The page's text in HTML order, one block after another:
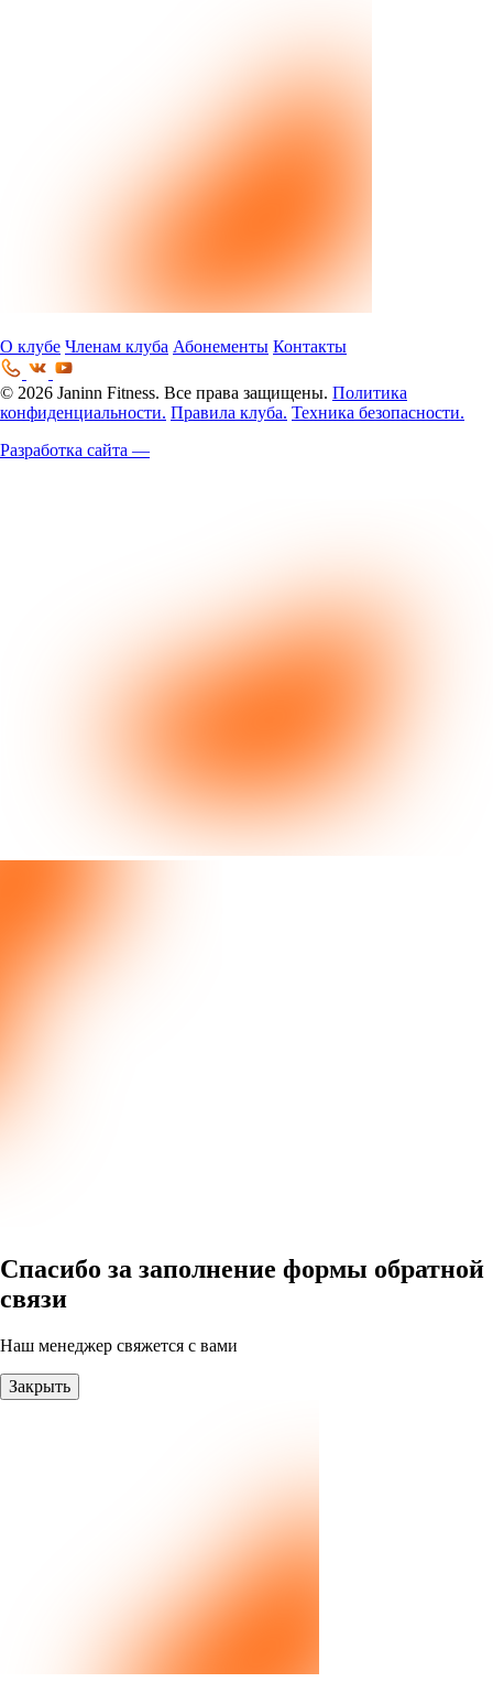
О клубе Членам клуба Абонементы Контакты
© 2026 Janinn Fitness. Все права защищены. Политика
конфиденциальности. Правила клуба. Техника безопасности.
Разработка сайта —
Спасибо за заполнение формы обратной
связи
Наш менеджер свяжется с вами
Закрыть